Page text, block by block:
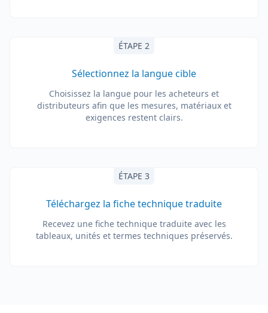
ÉTAPE 2
Sélectionnez la langue cible
Choisissez la langue pour les acheteurs et
distributeurs afin que les mesures, matériaux et
exigences restent clairs.
ÉTAPE 3
Téléchargez la fiche technique traduite
Recevez une fiche technique traduite avec les
tableaux, unités et termes techniques préservés.